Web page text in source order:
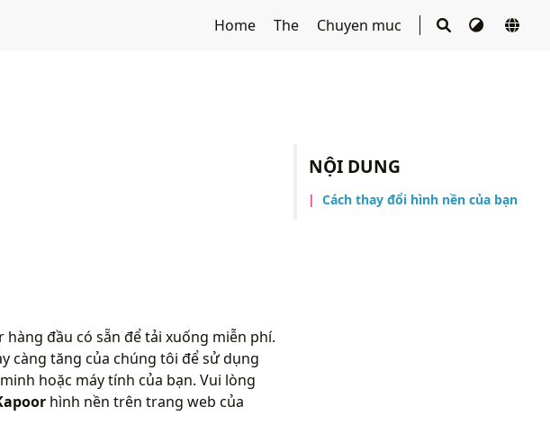
Home The Chuyen muc
NỘI DUNG
Cách thay đổi hình nền của bạn
đầu có sẵn để tải xuống miễn phí.
càng tăng của chúng tôi để sử dụng
hoặc máy tính của bạn. Vui lòng
hình nền trên trang web của